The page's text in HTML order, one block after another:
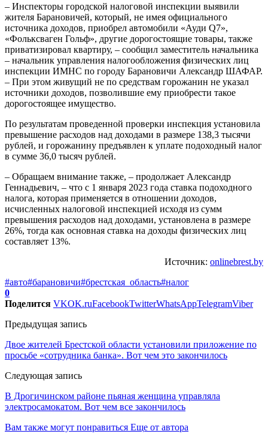
– Инспекторы городской налоговой инспекции выявили
жителя Барановичей, который, не имея официального
источника доходов, приобрел автомобили «Ауди Q7»,
«Фольксваген Гольф», другие дорогостоящие товары, также
приватизировал квартиру, – сообщил заместитель начальника
– начальник управления налогообложения физических лиц
инспекции ИМНС по городу Барановичи Александр ШАФАР.
– При этом живущий не по средствам горожанин не указал
источники доходов, позволившие ему приобрести такое
дорогостоящее имущество.
По результатам проведенной проверки инспекция установила
превышение расходов над доходами в размере 138,3 тысячи
рублей, и горожанину предъявлен к уплате подоходный налог
в сумме 36,0 тысяч рублей.
– Обращаем внимание также, – продолжает Александр
Геннадьевич, – что с 1 января 2023 года ставка подоходного
налога, которая применяется в отношении доходов,
исчисленных налоговой инспекцией исходя из сумм
превышения расходов над доходами, установлена в размере
26%, тогда как основная ставка на доходы физических лиц
составляет 13%.
Источник: onlinebrest.by
#авто#барановичи#брестская_область#налог
0
Поделится VKOK.ruFacebookTwitterWhatsAppTelegramViber
Предыдущая запись
Двое жителей Брестской области установили приложение по
просьбе «сотрудника банка». Вот чем это закончилось
Следующая запись
В Дрогичинском районе пьяная женщина управляла
электросамокатом. Вот чем все закончилось
Вам также могут понравиться Еще от автора